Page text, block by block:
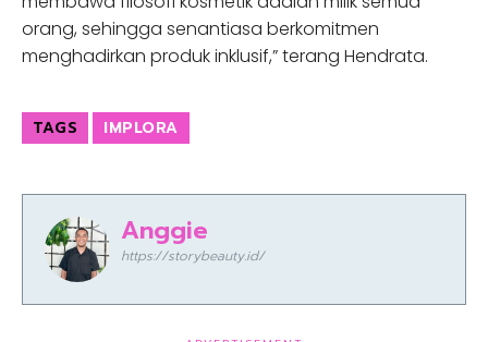
orang, sehingga senantiasa berkomitmen
menghadirkan produk inklusif,” terang Hendrata.
TAGS IMPLORA
Anggie
https://storybeauty.id/